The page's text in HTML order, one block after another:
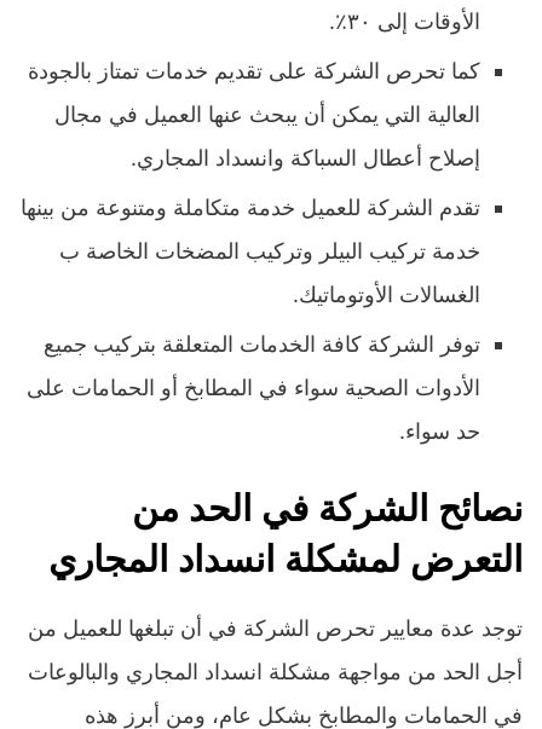
الأوقات إلى ٣٠٪.
كما تحرص الشركة على تقديم خدمات تمتاز بالجودة
العالية التي يمكن أن يبحث عنها العميل في مجال
إصلاح أعطال السباكة وانسداد المجاري.
تقدم الشركة للعميل خدمة متكاملة ومتنوعة من بينها
خدمة تركيب البيلر وتركيب المضخات الخاصة ب
الغسالات الأوتوماتيك.
توفر الشركة كافة الخدمات المتعلقة بتركيب جميع
الأدوات الصحية سواء في المطابخ أو الحمامات على
حد سواء.
نصائح الشركة في الحد من
التعرض لمشكلة انسداد المجاري
توجد عدة معايير تحرص الشركة في أن تبلغها للعميل من
أجل الحد من مواجهة مشكلة انسداد المجاري والبالوعات
في الحمامات والمطابخ بشكل عام، ومن أبرز هذه